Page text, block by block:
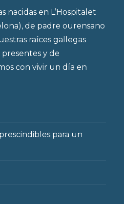
nacidas en L’Hospitalet
de padre ourensano
raíces gallegas
y de
con vivir un día en
para un